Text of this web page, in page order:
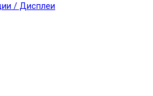
/ Дисплеи